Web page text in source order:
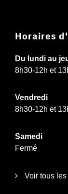
Horaires
Du lundi au
8h30-12h et
Vendredi
8h30-12h et
Samedi
Fermé
Voir tous